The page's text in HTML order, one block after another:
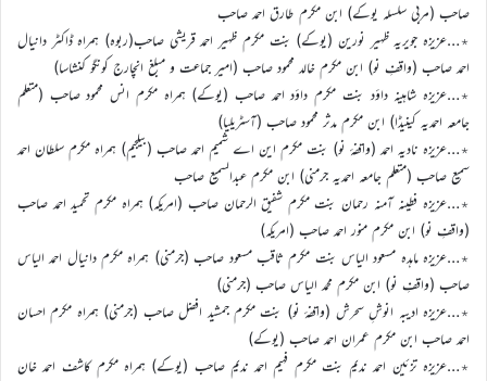
صاحب (مربی سلسلہ یوکے) ابن مکرم طارق احمد صاحب
٭…عزیزہ جویریہ ظہیر نورین (یوکے) بنت مکرم ظہیر احمد قریشی صاحب(ربوہ) ہمراہ ڈاکٹر دانیال
احمد صاحب (واقفِ نو) ابن مکرم خالد محمود صاحب (امیر جماعت و مبلغ انچارج کونگو کنشاسا)
٭…عزیزہ شاہینہ داؤد بنت مکرم داؤد احمد صاحب (یوکے) ہمراہ مکرم انس محمود صاحب (متعلم
جامعہ احمدیہ کینیڈا) ابن مکرم مدثر محمود صاحب (آسٹریلیا)
٭…عزیزہ نادیہ احمد (واقفۂ نو) بنت مکرم این اے شمیم احمد صاحب (بیلجیم) ہمراہ مکرم سلطان احمد
سمیع صاحب (متعلم جامعہ احمدیہ جرمنی) ابن مکرم عبدالسمیع صاحب
٭…عزیزہ فطینہ آمنہ رحمان بنت مکرم شفیق الرحمان صاحب (امریکہ) ہمراہ مکرم تحمید احمد صاحب
(واقفِ نو) ابن مکرم منور احمد صاحب (امریکہ)
٭…عزیزہ ماہدہ مسعود الیاس بنت مکرم ثاقب مسعود صاحب (جرمنی) ہمراہ مکرم دانیال احمد الیاس
صاحب (واقفِ نو) ابن مکرم محمد الیاس صاحب (جرمنی)
٭…عزیزہ ادیبہ انوشِ سحرش (واقفۂ نو) بنت مکرم جمشید افضل صاحب (جرمنی) ہمراہ مکرم احسان
احمد صاحب ابن مکرم عمران احمد صاحب (یوکے)
٭…عزیزہ تزئین احمد ندیم بنت مکرم فہیم احمد ندیم صاحب (یوکے) ہمراہ مکرم کاشف احمد خان